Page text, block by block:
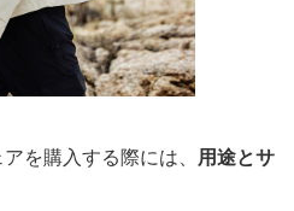
を購入する際には、 用途とサ